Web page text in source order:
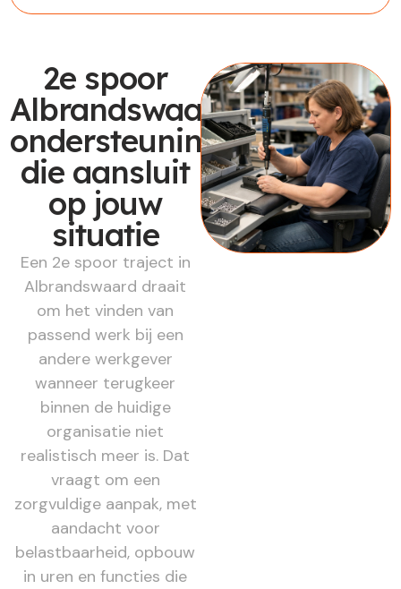
2e spoor
Albrandswaard:
ondersteuning
die aansluit
op jouw
situatie
Een 2e spoor traject in
Albrandswaard draait
om het vinden van
passend werk bij een
andere werkgever
wanneer terugkeer
binnen de huidige
organisatie niet
realistisch meer is. Dat
vraagt om een
zorgvuldige aanpak, met
aandacht voor
belastbaarheid, opbouw
in uren en functies die